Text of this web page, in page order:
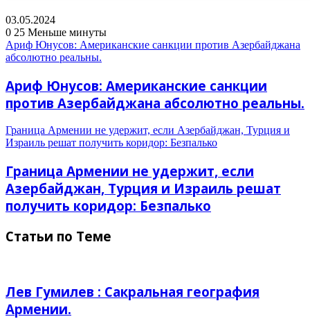
03.05.2024
0 25 Меньше минуты
Ариф Юнусов: Американские санкции против Азербайджана
абсолютно реальны.
Ариф Юнусов: Американские санкции
против Азербайджана абсолютно реальны.
Граница Армении не удержит, если Азербайджан, Турция и
Израиль решат получить коридор: Безпалько
Граница Армении не удержит, если
Азербайджан, Турция и Израиль решат
получить коридор: Безпалько
Статьи по Теме
Лев Гумилев : Сакральная география
Армении.